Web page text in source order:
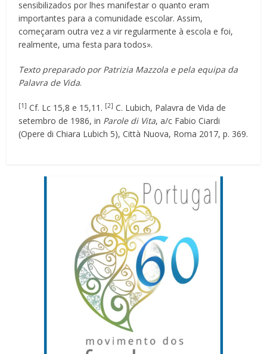
sensibilizados por lhes manifestar o quanto eram
importantes para a comunidade escolar. Assim,
começaram outra vez a vir regularmente à escola e foi,
realmente, uma festa para todos».
Texto preparado por Patrizia Mazzola e pela equipa da
Palavra de Vida.
[1] Cf. Lc 15,8 e 15,11. [2] C. Lubich, Palavra de Vida de
setembro de 1986, in Parole di Vita, a/c Fabio Ciardi
(Opere di Chiara Lubich 5), Città Nuova, Roma 2017, p. 369.